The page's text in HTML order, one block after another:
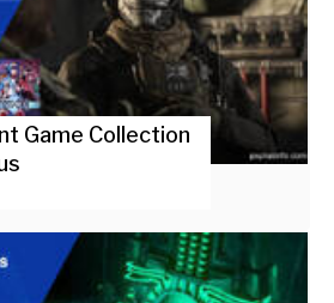
Game Collection